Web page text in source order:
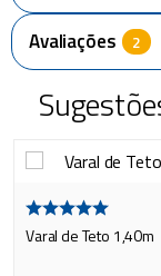
Avaliações
Varal de Teto 1,40m